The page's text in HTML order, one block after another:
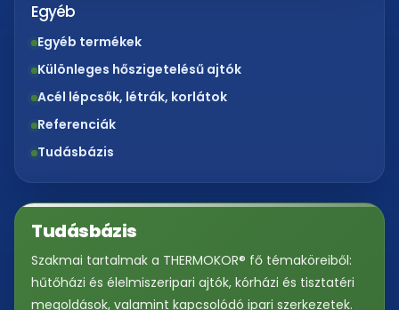
Egyéb
Egyéb termékek
Különleges hőszigetelésű ajtók
Acél lépcsők, létrák, korlátok
Referenciák
Tudásbázis
Tudásbázis
Szakmai tartalmak a THERMOKOR® fő témaköreiből:
hűtőházi és élelmiszeripari ajtók, kórházi és tisztatéri
megoldások, valamint kapcsolódó ipari szerkezetek.